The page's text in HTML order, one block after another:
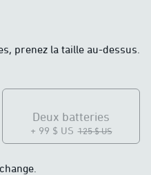
prenez la taille au-dessus.
Deux batteries
+ 99 $ US 125 $ US